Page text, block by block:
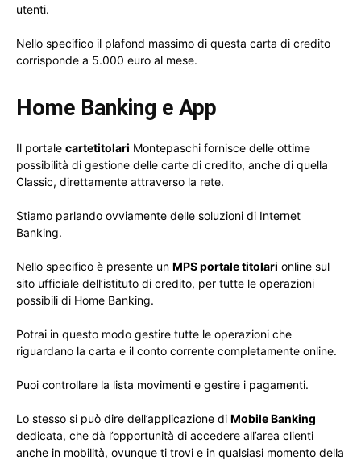
utenti.
Nello specifico il plafond massimo di questa carta di credito
corrisponde a 5.000 euro al mese.
Home Banking e App
Il portale cartetitolari Montepaschi fornisce delle ottime
possibilità di gestione delle carte di credito, anche di quella
Classic, direttamente attraverso la rete.
Stiamo parlando ovviamente delle soluzioni di Internet
Banking.
Nello specifico è presente un MPS portale titolari online sul
sito ufficiale dell’istituto di credito, per tutte le operazioni
possibili di Home Banking.
Potrai in questo modo gestire tutte le operazioni che
riguardano la carta e il conto corrente completamente online.
Puoi controllare la lista movimenti e gestire i pagamenti.
Lo stesso si può dire dell’applicazione di Mobile Banking
dedicata, che dà l’opportunità di accedere all’area clienti
anche in mobilità, ovunque ti trovi e in qualsiasi momento della